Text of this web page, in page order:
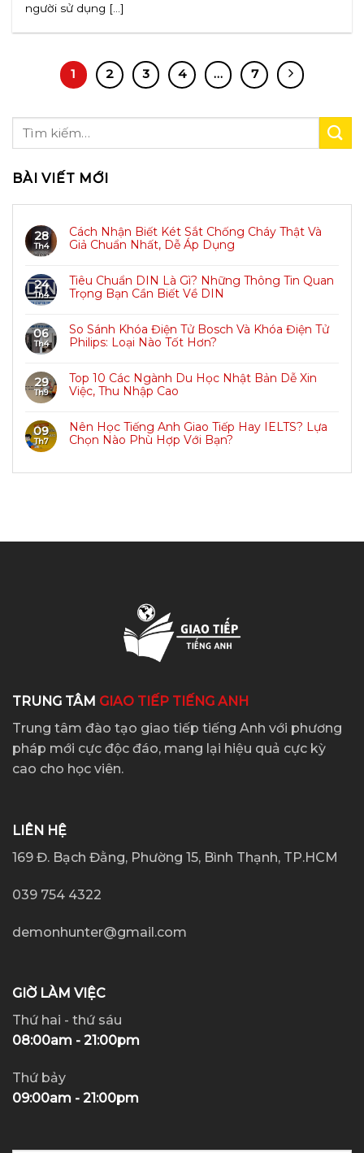
BÀI VIẾT MỚI
28
Th4
Cách Nhận Biết Két Sắt Chống Cháy Thật Và
Giả Chuẩn Nhất, Dễ Áp Dụng
24
Th4
Tiêu Chuẩn DIN Là Gì? Những Thông Tin Quan
Trọng Bạn Cần Biết Về DIN
06
Th4
So Sánh Khóa Điện Tử Bosch Và Khóa Điện Tử
Philips: Loại Nào Tốt Hơn?
29
Th9
Top 10 Các Ngành Du Học Nhật Bản Dễ Xin
Việc, Thu Nhập Cao
09
Th7
Nên Học Tiếng Anh Giao Tiếp Hay IELTS? Lựa
Chọn Nào Phù Hợp Với Bạn?
người sử dụng [...]
1 2 3 4 … 7
TRUNG TÂM GIAO TIẾP TIẾNG ANH
Trung tâm đào tạo giao tiếp tiếng Anh với phương
pháp mới cực độc đáo, mang lại hiệu quả cực kỳ
cao cho học viên.
LIÊN HỆ
169 Đ. Bạch Đằng, Phường 15, Bình Thạnh, TP.HCM
039 754 4322
demonhunter@gmail.com
GIỜ LÀM VIỆC
Thứ hai - thứ sáu
08:00am - 21:00pm
Thứ bảy
09:00am - 21:00pm